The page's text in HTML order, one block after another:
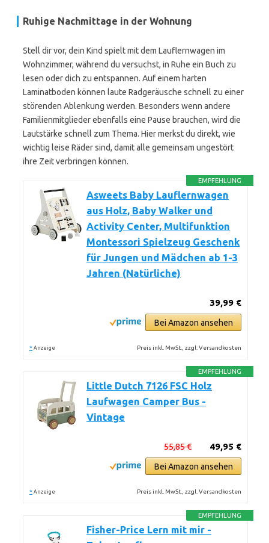
Ruhige Nachmittage in der Wohnung
Stell dir vor, dein Kind spielt mit dem Lauflernwagen im
Wohnzimmer, während du versuchst, in Ruhe ein Buch zu
lesen oder dich zu entspannen. Auf einem harten
Laminatboden können laute Radgeräusche schnell zu einer
störenden Ablenkung werden. Besonders wenn andere
Familienmitglieder ebenfalls eine Pause brauchen, wird die
Lautstärke schnell zum Thema. Hier merkst du direkt, wie
wichtig leise Räder sind, damit alle gemeinsam ungestört
ihre Zeit verbringen können.
EMPFEHLUNG
Asweets Baby Lauflernwagen
aus Holz, Baby Walker und
Activity Center, Multifunktion
Montessori Spielzeug Geschenk
für Jungen und Mädchen ab 1-3
Jahren (Natürliche)
39,99 €
Bei Amazon ansehen
* Anzeige Preis inkl. MwSt., zzgl. Versandkosten
EMPFEHLUNG
Little Dutch 7126 FSC Holz
Laufwagen Camper Bus -
Vintage
49,95 €
55,85 €
Bei Amazon ansehen
* Anzeige Preis inkl. MwSt., zzgl. Versandkosten
EMPFEHLUNG
Fisher-Price Lern mit mir -